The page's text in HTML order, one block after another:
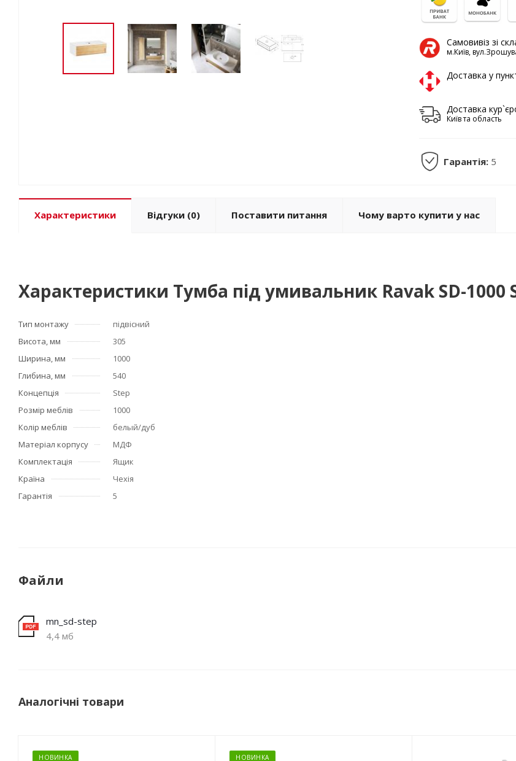
Самовивіз зі
м.Київ,
Доставка у
Доставка
Київ та область
Гарантія: 5
Характеристики Відгуки (0) Поставити питання Чому варто купити у нас
Характеристики Тумба під умивальник Ravak SD-1000
Тип монтажу
підвісний
Висота, мм
305
Ширина, мм
1000
Глибина, мм
540
Концепція
Step
Розмір меблів
1000
Колір меблів
белый/дуб
Матеріал корпусу
МДФ
Комплектація
Ящик
Країна
Чехія
Гарантія
5
Файли
mn_sd-step
4,4 мб
Аналогічні товари
НОВИНКА НОВИНКА